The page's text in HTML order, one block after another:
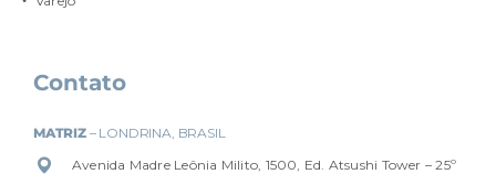
Contato
MATRIZ– LONDRINA, BRASIL
Avenida Madre Leônia Milito, 1500, Ed. Atsushi Tower – 25º